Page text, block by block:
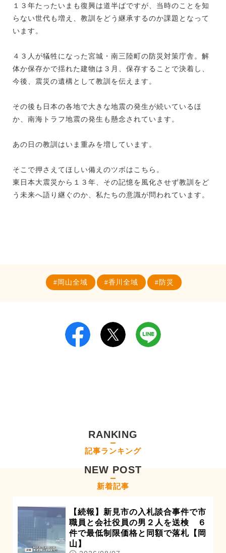
１３年たったいまも復興は道半ばですが、当時のことを知
らない世代も増え、教訓をどう継承するのか課題となって
います。
４３人が犠牲になった宮城・南三陸町の防災対策庁舎。解
体か保存かで揺れた建物は３月、保存することで決着し、
今後、震災の遺構として教訓を伝えます。
その後も日本の各地で大きな地震の発生が続いているほ
か、南海トラフ地震の発生も懸念されています。
あの日の教訓はいま重みを増しています。
そこで押さえてほしい備えのツボはこちら。
東日本大震災から１３年、その記憶を風化させず教訓をど
う未来へ語り継ぐのか、私たちの意識が問われています。
岡山全域 香川全域 防災
RANKING
記事ランキング
NEW POST
新着記事
【続報】新見市の入札談合事件で市
職員と会社役員の男２人を送検 ６
件で最低制限価格と同額で落札【岡
山】